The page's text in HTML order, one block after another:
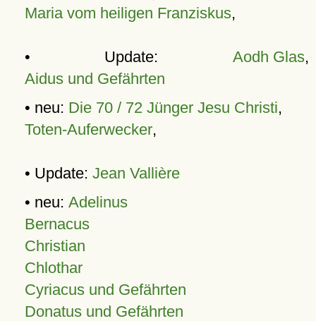
Maria vom heiligen Franziskus,
• Update: Aodh Glas,
Aidus und Gefährten
• neu: Die 70 / 72 Jünger Jesu Christi,
Toten-Auferwecker,
• Update: Jean Vallière
• neu: Adelinus
Bernacus
Christian
Chlothar
Cyriacus und Gefährten
Donatus und Gefährten